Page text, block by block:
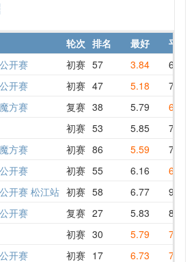
轮次 排名 最好 平均
开赛
初赛 57 3.84 6.90
开赛 初赛 47 5.18 7.04
方赛 复赛 38 5.79 6.23
初赛 53 5.85 7.43
方赛 初赛 86 5.59 7.11
开赛 初赛 55 6.16 6.88
开赛 松江站 初赛 58 6.77 9.05
开赛 复赛 27 5.83 8.38
初赛 30 5.79 7.22
开赛 初赛 17 6.73 7.56